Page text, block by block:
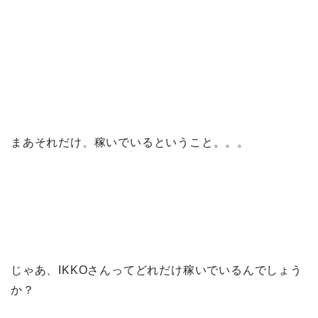
まあそれだけ、稼いでいるということ。。。
じゃあ、IKKOさんってどれだけ稼いでいるんでしょう
か？